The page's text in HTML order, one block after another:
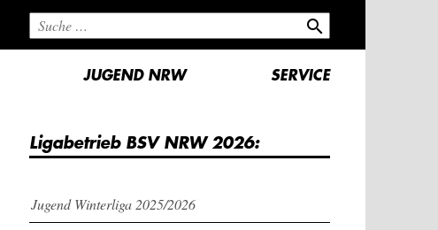
search
JUGEND NRW SERVICE
Ligabetrieb BSV NRW 2026:
Jugend Winterliga 2025/2026